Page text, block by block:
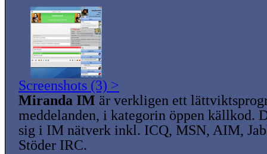
Screenshots (3) >
Miranda IM är verkligen ett
meddelanden, i kategorin öppen källkod.
sig i IM nätverk inkl. ICQ, MSN, AIM,
Stöder IRC.